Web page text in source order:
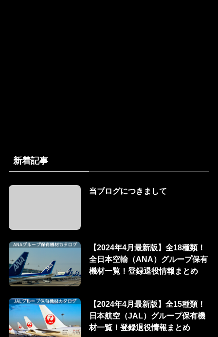
新着記事
当ブログにつきまして
【2024年4月最新版】全18種類！
全日本空輸（ANA）グループ保有
機材一覧！登録退役情報まとめ
【2024年4月最新版】全15種類！
日本航空（JAL）グループ保有機
材一覧！登録退役情報まとめ